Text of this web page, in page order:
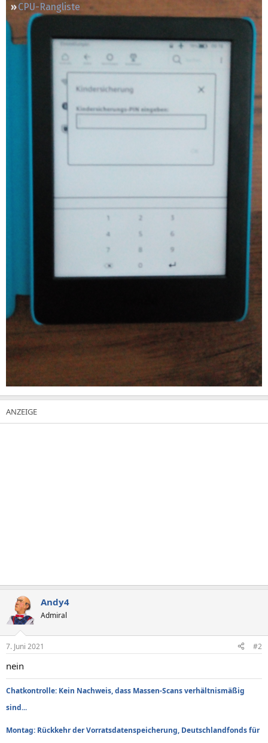
CPU-Rangliste
Andy4
Admiral
7. Juni 2021 #2
nein
Chatkontrolle: Kein Nachweis, dass Massen-Scans verhältnismäßig
sind...
Montag: Rückkehr der Vorratsdatenspeicherung, Deutschlandfonds für